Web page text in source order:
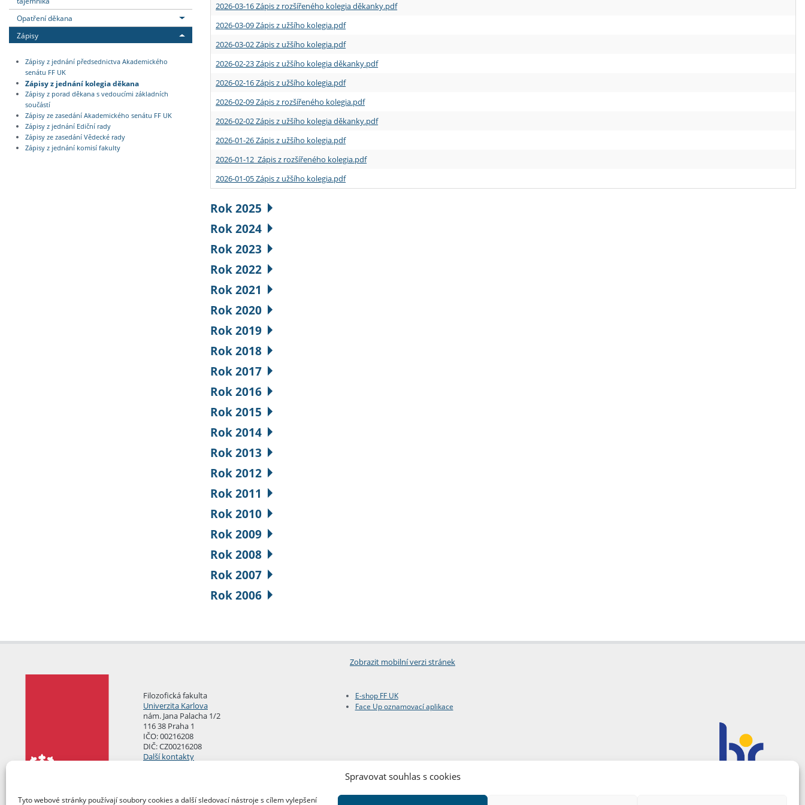
Spravovat souhlas s cookies
Tyto webové stránky používají soubory cookies a další sledovací nástroje s cílem vylepšení
Opatření děkana
Zápisy
Zápisy z jednání předsednictva Akademického
senátu FF UK
Zápisy z jednání kolegia děkana
Zápisy z porad děkana s vedoucími základních
součástí
Zápisy ze zasedání Akademického senátu FF UK
Zápisy z jednání Ediční rady
Zápisy ze zasedání Vědecké rady
Zápisy z jednání komisí fakulty
2026-03-16 Zápis z rozšířeného kolegia děkanky.pdf
2026-03-09 Zápis z užšího kolegia.pdf
2026-03-02 Zápis z užšího kolegia.pdf
2026-02-23 Zápis z užšího kolegia děkanky.pdf
2026-02-16 Zápis z užšího kolegia.pdf
2026-02-09 Zápis z rozšířeného kolegia.pdf
2026-02-02 Zápis z užšího kolegia děkanky.pdf
2026-01-26 Zápis z užšího kolegia.pdf
2026-01-12 Zápis z rozšířeného kolegia.pdf
2026-01-05 Zápis z užšího kolegia.pdf
Rok 2025
Rok 2024
Rok 2023
Rok 2022
Rok 2021
Rok 2020
Rok 2019
Rok 2018
Rok 2017
Rok 2016
Rok 2015
Rok 2014
Rok 2013
Rok 2012
Rok 2011
Rok 2010
Rok 2009
Rok 2008
Rok 2007
Rok 2006
Zobrazit mobilní verzi stránek
Filozofická fakulta
Univerzita Karlova
nám. Jana Palacha 1/2
116 38 Praha 1
IČO: 00216208
DIČ: CZ00216208
Další kontakty
E-shop FF UK
Face Up oznamovací aplikace